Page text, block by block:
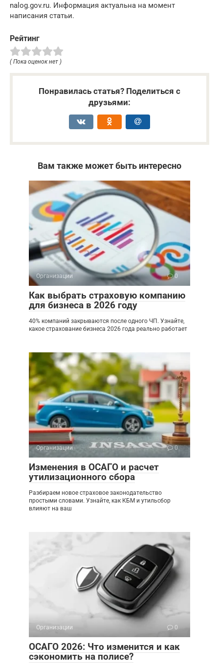
nalog.gov.ru. Информация актуальна на момент
написания статьи.
Рейтинг
( Пока оценок нет )
Понравилась статья? Поделиться с
друзьями:
Вам также может быть интересно
Организации 0
Как выбрать страховую компанию
для бизнеса в 2026 году
40% компаний закрываются после одного ЧП. Узнайте,
какое страхование бизнеса 2026 года реально работает
Организации 0
Изменения в ОСАГО и расчет
утилизационного сбора
Разбираем новое страховое законодательство
простыми словами. Узнайте, как КБМ и утильсбор
влияют на ваш
Организации 0
ОСАГО 2026: Что изменится и как
сэкономить на полисе?